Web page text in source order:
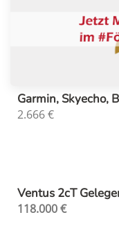
Garmin, Skyecho,
2.666€
Ventus 2cT
118.000€